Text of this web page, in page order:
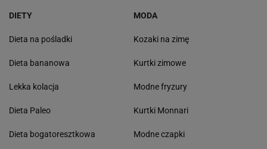
DIETY
Dieta na pośladki
Dieta bananowa
Lekka kolacja
Dieta Paleo
Dieta bogatoresztkowa
MODA
Kozaki na zimę
Kurtki zimowe
Modne fryzury
Kurtki Monnari
Modne czapki